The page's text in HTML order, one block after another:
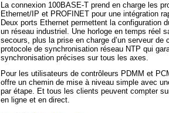
La connexion 100BASE-T prend en charge les
Ethernet/IP et PROFINET pour une intégration
Deux ports Ethernet permettent la configuration
un réseau industriel. Une horloge en temps réel
secours, plus la prise en charge d’un serveur de
protocole de synchronisation réseau NTP qui
synchronisation précises sur tous les axes.
Pour les utilisateurs de contrôleurs PDMM et
offre un chemin de mise à niveau simple avec
par étape. Et tous les clients peuvent compter
en ligne et en direct.